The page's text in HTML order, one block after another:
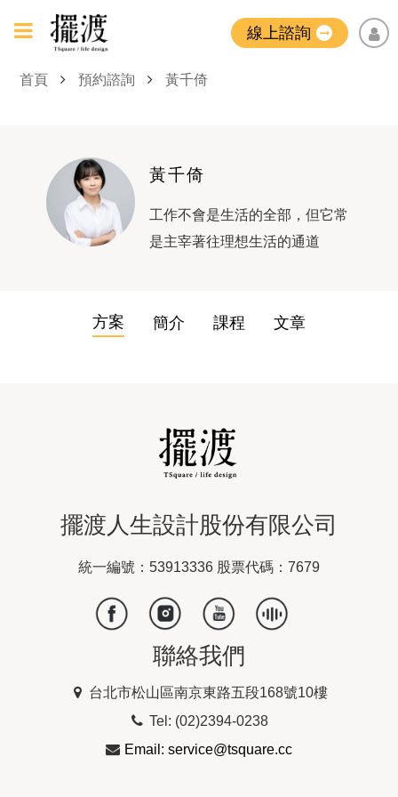
線上諮詢
首頁 預約諮詢 黃千倚
黃千倚
工作不會是生活的全部，但它常
是主宰著往理想生活的通道
方案 簡介 課程 文章
擺渡人生設計股份有限公司
統一編號：53913336 股票代碼：7679
聯絡我們
台北市松山區南京東路五段168號10樓
Tel: (02)2394-0238
Email: service@tsquare.cc